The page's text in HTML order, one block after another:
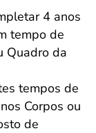
4 anos
tempo de
Quadro da
tempos de
Corpos ou
de